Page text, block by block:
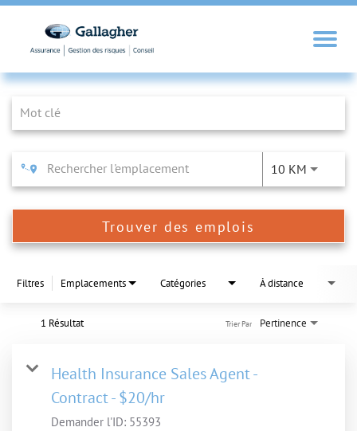
Job Search Page
10 KM
Trouver des emplois
Filtres Emplacements Catégories À distance
1 Résultat Pertinence
Trier Par
Health Insurance Sales Agent -
Contract - $20/hr
Demander l'ID: 55393